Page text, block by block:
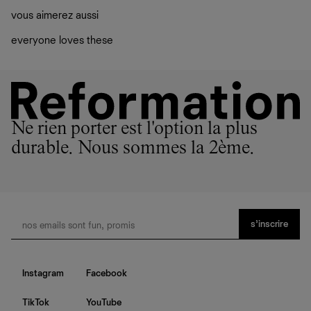
vous aimerez aussi
everyone loves these
Ne rien porter est l'option la plus
durable. Nous sommes la 2ème.
s’inscrire
Instagram Facebook
TikTok YouTube